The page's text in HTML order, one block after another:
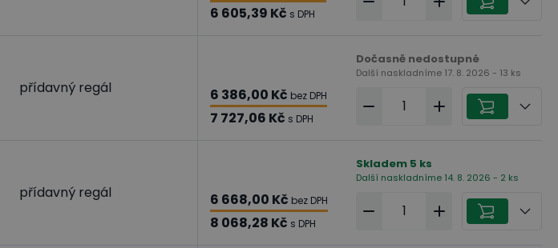
6 605,39 Kč s DPH
přídavný regál 6 386,00 Kč bez DPH
7 727,06 Kč s DPH
Dočasně nedostupné
Další naskladníme 17. 8. 2026 - 13 ks
přídavný regál 6 668,00 Kč bez DPH
8 068,28 Kč s DPH
Skladem 5 ks
Další naskladníme 14. 8. 2026 - 2 ks